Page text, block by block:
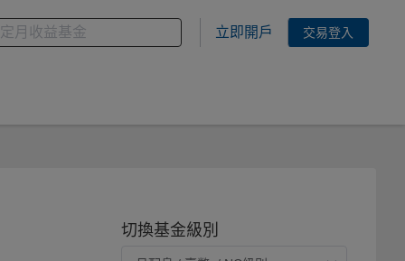
想搜尋的基金關鍵字
立即開戶 交易登入
切換基金級別